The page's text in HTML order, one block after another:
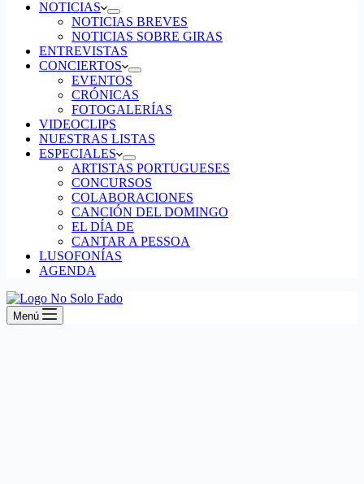
NOTICIAS
NOTICIAS BREVES
NOTICIAS SOBRE GIRAS
ENTREVISTAS
CONCIERTOS
EVENTOS
CRÓNICAS
FOTOGALERÍAS
VIDEOCLIPS
NUESTRAS LISTAS
ESPECIALES
ARTISTAS PORTUGUESES
CONCURSOS
COLABORACIONES
CANCIÓN DEL DOMINGO
EL DÍA DE
CANTAR A PESSOA
LUSOFONÍAS
AGENDA
Menú